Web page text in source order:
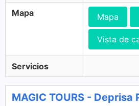
Mapa Mapa
Vista de
Servicios
MAGIC TOURS - Deprisa